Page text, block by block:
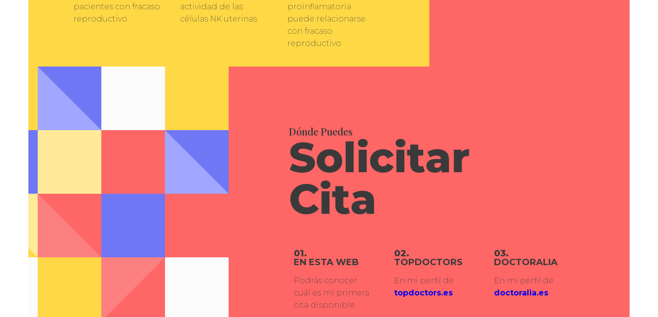
pacientes con fracaso
reproductivo
actividad de las
células NK uterinas
proinflamatoria
puede relacionarse
con fracaso
reproductivo
Dónde Puedes
Solicitar
Cita
01.
EN ESTA WEB
Podrás conocer
cuál es mi primera
cita disponible
02.
TOPDOCTORS
En mi perfil de
topdoctors.es
03.
DOCTORALIA
En mi perfil de
doctoralia.es